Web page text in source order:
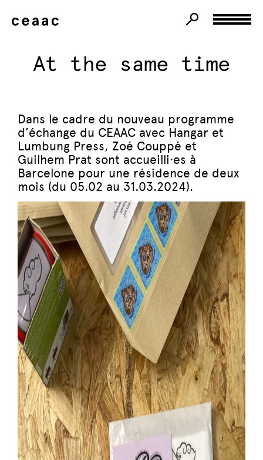
At the same time
Dans le cadre du nouveau programme
d’échange du CEAAC avec Hangar et
Lumbung Press, Zoé Couppé et
Guilhem Prat sont accueilli·es à
Barcelone pour une résidence de deux
mois (du 05.02 au 31.03.2024).